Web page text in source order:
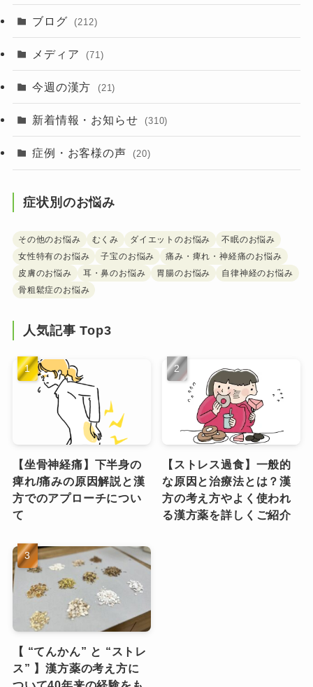
ブログ (212)
メディア (71)
今週の漢方 (21)
新着情報・お知らせ (310)
症例・お客様の声 (20)
症状別のお悩み
その他のお悩み むくみ ダイエットのお悩み
不眠のお悩み
女性特有のお悩み
子宝のお悩み
痛み・痺れ・神経痛のお悩み
皮膚のお悩み
耳・鼻のお悩み 胃腸のお悩み
自律神経のお悩み
骨粗鬆症のお悩み
人気記事 Top3
【坐骨神経痛】下半身の
痺れ/痛みの原因解説と漢
方でのアプローチについ
て
【ストレス過食】一般的
な原因と治療法とは？漢
方の考え方やよく使われ
る漢方薬を詳しくご紹介
【 “てんかん” と “ストレ
ス” 】漢方薬の考え方に